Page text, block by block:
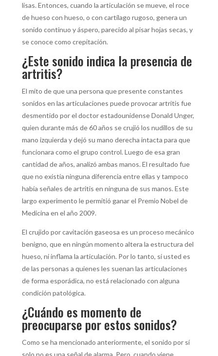
lisas. Entonces, cuando la articulación se mueve, el roce
de hueso con hueso, o con cartílago rugoso, genera un
sonido continuo y áspero, parecido al pisar hojas secas, y
se conoce como crepitación.
¿Este sonido indica la presencia de
artritis?
El mito de que una persona que presente constantes
sonidos en las articulaciones puede provocar artritis fue
desmentido por el doctor estadounidense Donald Unger,
quien durante más de 60 años se crujió los nudillos de su
mano izquierda y dejó su mano derecha intacta para que
funcionara como el grupo control. Luego de esa gran
cantidad de años, analizó ambas manos. El resultado fue
que no existía ninguna diferencia entre ellas y tampoco
había señales de artritis en ninguna de sus manos. Este
largo experimento le permitió ganar el Premio Nobel de
Medicina en el año 2009.
El crujido por cavitación gaseosa es un proceso mecánico
benigno, que en ningún momento altera la estructura del
hueso, ni inflama la articulación. Por lo tanto, si usted es
de las personas a quienes les suenan las articulaciones
de forma esporádica, no está relacionado con alguna
condición patológica.
¿Cuándo es momento de
preocuparse por estos sonidos?
Como se ha mencionado anteriormente, el sonido por sí
solo no es una señal de alarma. Pero, cuando viene